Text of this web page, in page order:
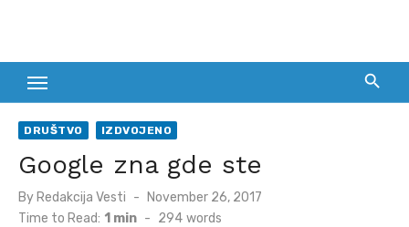
DRUŠTVO IZDVOJENO
Google zna gde ste
By Redakcija Vesti
Posted
on
November 26, 2017
Time to Read: 1 min - 294 words